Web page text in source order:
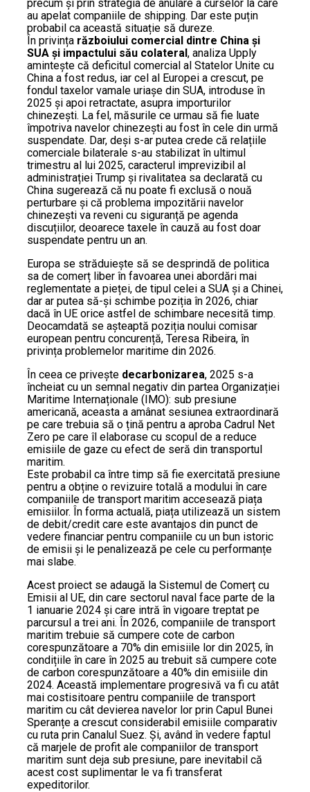
precum și prin strategia de anulare a curselor la care
au apelat companiile de shipping. Dar este puțin
probabil ca această situație să dureze.
În privința războiului comercial dintre China și
SUA și impactului său colateral, analiza Upply
amintește că deficitul comercial al Statelor Unite cu
China a fost redus, iar cel al Europei a crescut, pe
fondul taxelor vamale uriașe din SUA, introduse în
2025 și apoi retractate, asupra importurilor
chinezești. La fel, măsurile ce urmau să fie luate
împotriva navelor chinezești au fost în cele din urmă
suspendate. Dar, deși s-ar putea crede că relațiile
comerciale bilaterale s-au stabilizat în ultimul
trimestru al lui 2025, caracterul imprevizibil al
administrației Trump și rivalitatea sa declarată cu
China sugerează că nu poate fi exclusă o nouă
perturbare și că problema impozitării navelor
chinezești va reveni cu siguranță pe agenda
discuțiilor, deoarece taxele în cauză au fost doar
suspendate pentru un an.
Europa se străduiește să se desprindă de politica
sa de comerț liber în favoarea unei abordări mai
reglementate a pieței, de tipul celei a SUA și a Chinei,
dar ar putea să-și schimbe poziția în 2026, chiar
dacă în UE orice astfel de schimbare necesită timp.
Deocamdată se așteaptă poziția noului comisar
european pentru concurență, Teresa Ribeira, în
privința problemelor maritime din 2026.
În ceea ce privește decarbonizarea, 2025 s-a
încheiat cu un semnal negativ din partea Organizației
Maritime Internaționale (IMO): sub presiune
americană, aceasta a amânat sesiunea extraordinară
pe care trebuia să o țină pentru a aproba Cadrul Net
Zero pe care îl elaborase cu scopul de a reduce
emisiile de gaze cu efect de seră din transportul
maritim.
Este probabil ca între timp să fie exercitată presiune
pentru a obține o revizuire totală a modului în care
companiile de transport maritim accesează piața
emisiilor. În forma actuală, piața utilizează un sistem
de debit/credit care este avantajos din punct de
vedere financiar pentru companiile cu un bun istoric
de emisii și le penalizează pe cele cu performanțe
mai slabe.
Acest proiect se adaugă la Sistemul de Comerț cu
Emisii al UE, din care sectorul naval face parte de la
1 ianuarie 2024 și care intră în vigoare treptat pe
parcursul a trei ani. În 2026, companiile de transport
maritim trebuie să cumpere cote de carbon
corespunzătoare a 70% din emisiile lor din 2025, în
condițiile în care în 2025 au trebuit să cumpere cote
de carbon corespunzătoare a 40% din emisiile din
2024. Această implementare progresivă va fi cu atât
mai costisitoare pentru companiile de transport
maritim cu cât devierea navelor lor prin Capul Bunei
Speranțe a crescut considerabil emisiile comparativ
cu ruta prin Canalul Suez. Și, având în vedere faptul
că marjele de profit ale companiilor de transport
maritim sunt deja sub presiune, pare inevitabil că
acest cost suplimentar le va fi transferat
expeditorilor.